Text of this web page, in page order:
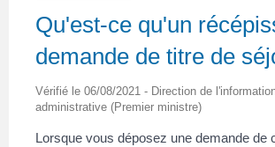
Qu'est-ce qu'un
demande de titre de
Vérifié le 06/08/2021 - Direction de
administrative (Premier ministre)
Lorsque vous déposez une demande de